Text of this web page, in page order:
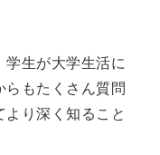
生が大学生活に
もたくさん質問
り深く知ること